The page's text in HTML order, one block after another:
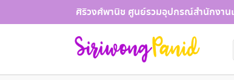
to
ศิริวงศ์พานิช ศูนย์รวมอุปกรณ์สำนักงาน